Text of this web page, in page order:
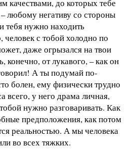
качествами, до которых тебе
любому негативу со стороны
тебя нужно находить
с тобой холодно по
даже огрызался на твои
конечно, от лукавого, – как он
А ты подумай по-
болен, ему физически трудно
всего, у него драма личная,
нужно разговаривать. Как
предположения, как потом
реальностью. А мы человека
во всех тяжких.